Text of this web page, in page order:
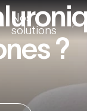
Nos
solutions
?